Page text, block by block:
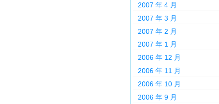
2007 年 4 月
2007 年 3 月
2007 年 2 月
2007 年 1 月
2006 年 12 月
2006 年 11 月
2006 年 10 月
2006 年 9 月